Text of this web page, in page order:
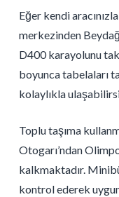
Eğer kendi
merkezinden
D400 karayolunu
boyunca tabelaları
kolaylıkla
Toplu taşıma
Otogarı’ndan
kalkmaktadır.
kontrol ederek